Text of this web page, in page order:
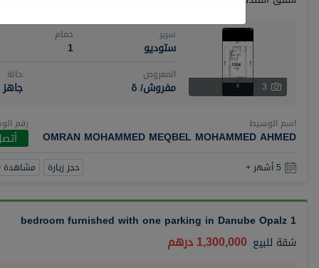
3
سرير
ستوديو
حمام
1
المعروض
مفروش/ ة
حالة
جاهز
اسم الوسيط
OMRAN MOHAMMED MEQBEL MOHAMMED AHMED
رقم
5 أشهر + حجز زيارة مشاهدة 360
1 bedroom furnished with one parking in Danube Opalz
شقة للبيع 1,300,000 درهم